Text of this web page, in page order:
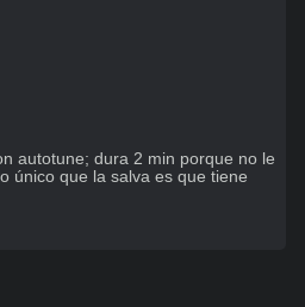
autotune; dura 2 min porque no le
único que la salva es que tiene